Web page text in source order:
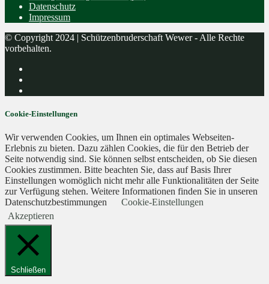
Datenschutz
Impressum
© Copyright 2024 | Schützenbruderschaft Wewer - Alle Rechte
vorbehalten.
Cookie-Einstellungen
Wir verwenden Cookies, um Ihnen ein optimales Webseiten-
Erlebnis zu bieten. Dazu zählen Cookies, die für den Betrieb der
Seite notwendig sind. Sie können selbst entscheiden, ob Sie diesen
Cookies zustimmen. Bitte beachten Sie, dass auf Basis Ihrer
Einstellungen womöglich nicht mehr alle Funktionalitäten der Seite
zur Verfügung stehen. Weitere Informationen finden Sie in unseren
Datenschutzbestimmungen
Cookie-Einstellungen
Akzeptieren
Schließen